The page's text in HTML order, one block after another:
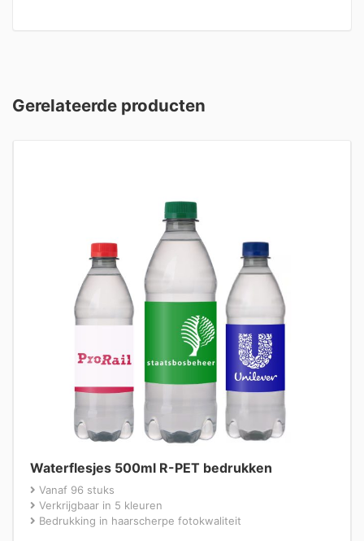
Gerelateerde producten
Waterflesjes 500ml R-PET bedrukken
Vanaf 96 stuks
Verkrijgbaar in 5 kleuren
Bedrukking in haarscherpe fotokwaliteit